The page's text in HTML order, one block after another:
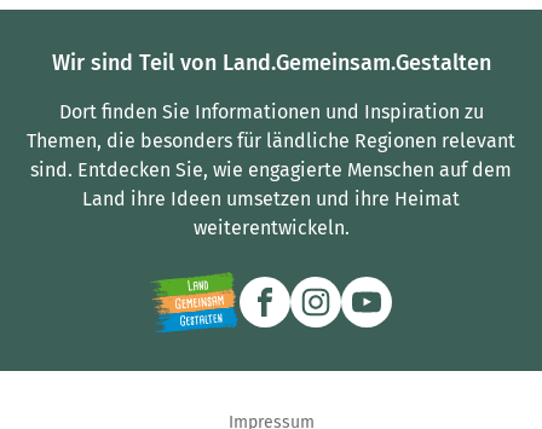
Wir sind Teil von Land.Gemeinsam.Gestalten
Dort finden Sie Informationen und Inspiration zu
Themen, die besonders für ländliche Regionen relevant
sind. Entdecken Sie, wie engagierte Menschen auf dem
Land ihre Ideen umsetzen und ihre Heimat
weiterentwickeln.
Impressum